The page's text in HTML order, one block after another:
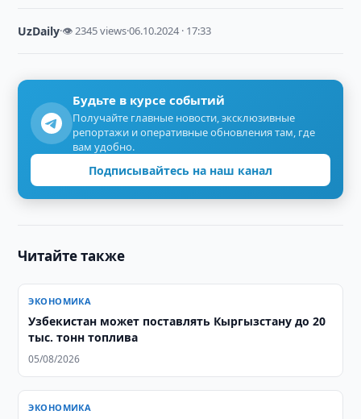
UzDaily·👁 2345 views·06.10.2024 · 17:33
Будьте в курсе событий
Получайте главные новости, эксклюзивные
репортажи и оперативные обновления там, где
вам удобно.
Подписывайтесь на наш канал
Читайте также
ЭКОНОМИКА
Узбекистан может поставлять Кыргызстану до 20
тыс. тонн топлива
05/08/2026
ЭКОНОМИКА